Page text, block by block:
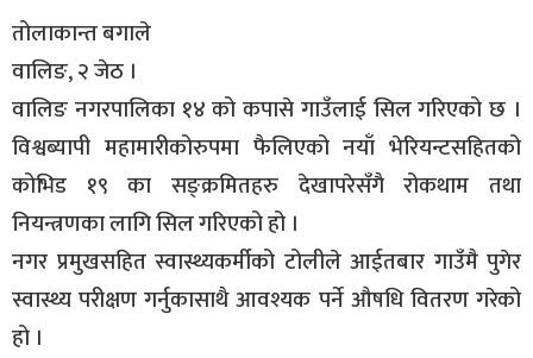
तोलाकान्त बगाले
वालिङ, २ जेठ ।
वालिङ नगरपालिका १४ को कपासे गाउँलाई सिल गरिएको छ ।
विश्वब्यापी महामारीकोरुपमा फैलिएको नयाँ भेरियन्टसहितको
कोभिड १९ का सङ्क्रमितहरु देखापरेसँगै रोकथाम तथा
नियन्त्रणका लागि सिल गरिएको हो ।
नगर प्रमुखसहित स्वास्थ्यकर्मीको टोलीले आईतबार गाउँमै पुगेर
स्वास्थ्य परीक्षण गर्नुकासाथै आवश्यक पर्ने औषधि वितरण गरेको
हो ।